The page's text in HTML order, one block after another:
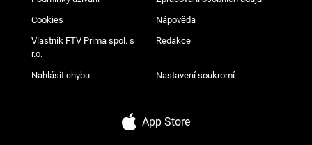
Cookies Nápověda
Vlastník FTV Prima spol. s
r.o.
Redakce
Nahlásit chybu Nastavení soukromí
App Store